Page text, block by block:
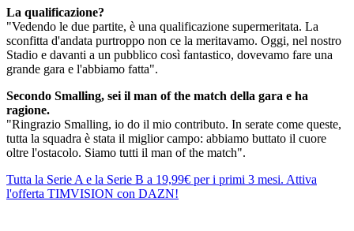
La qualificazione?
"Vedendo le due partite, è una qualificazione supermeritata. La
sconfitta d'andata purtroppo non ce la meritavamo. Oggi, nel nostro
Stadio e davanti a un pubblico così fantastico, dovevamo fare una
grande gara e l'abbiamo fatta".
Secondo Smalling, sei il man of the match della gara e ha
ragione.
"Ringrazio Smalling, io do il mio contributo. In serate come queste,
tutta la squadra è stata il miglior campo: abbiamo buttato il cuore
oltre l'ostacolo. Siamo tutti il man of the match".
Tutta la Serie A e la Serie B a 19,99€ per i primi 3 mesi. Attiva
l'offerta TIMVISION con DAZN!